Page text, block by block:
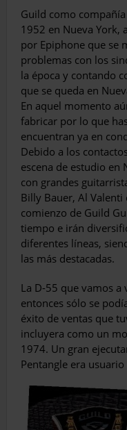
Guild como
1952 en Nueva York,
por Epiphone que se
problemas con los
la época y contando
que se queda en
En aquel momento
fabricar por lo que
encuentran ya en
Debido a los
escena de estudio en
con grandes
Billy Bauer, Al Valenti
comienzo de Guild
tiempo e irán
diferentes líneas,
las más destacadas.
La D-55 que vamos
entonces sólo se
éxito de ventas que
incluyera como un
1974. Un gran
Pentangle era